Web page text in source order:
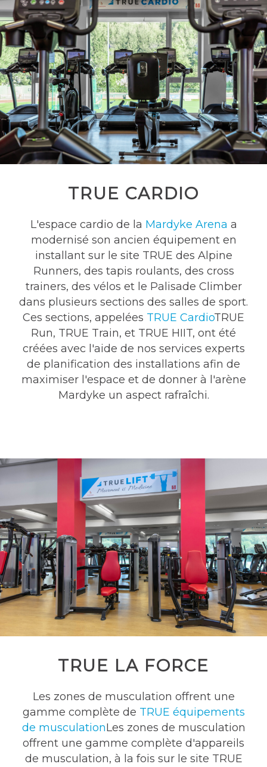
TRUE CARDIO
L'espace cardio de la Mardyke Arena a
modernisé son ancien équipement en
installant sur le site TRUE des Alpine
Runners, des tapis roulants, des cross
trainers, des vélos et le Palisade Climber
dans plusieurs sections des salles de sport.
Ces sections, appelées TRUE CardioTRUE
Run, TRUE Train, et TRUE HIIT, ont été
créées avec l'aide de nos services experts
de planification des installations afin de
maximiser l'espace et de donner à l'arène
Mardyke un aspect rafraîchi.
TRUE LA FORCE
Les zones de musculation offrent une
gamme complète de TRUE équipements
de musculationLes zones de musculation
offrent une gamme complète d'appareils
de musculation, à la fois sur le site TRUE